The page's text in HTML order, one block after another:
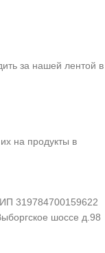
за нашей лентой в
на продукты в
319784700159622
шоссе д.98